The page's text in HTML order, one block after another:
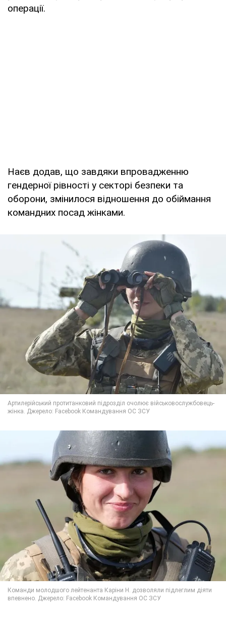
операції.
Наєв додав, що завдяки впровадженню
гендерної рівності у секторі безпеки та
оборони, змінилося відношення до обіймання
командних посад жінками.